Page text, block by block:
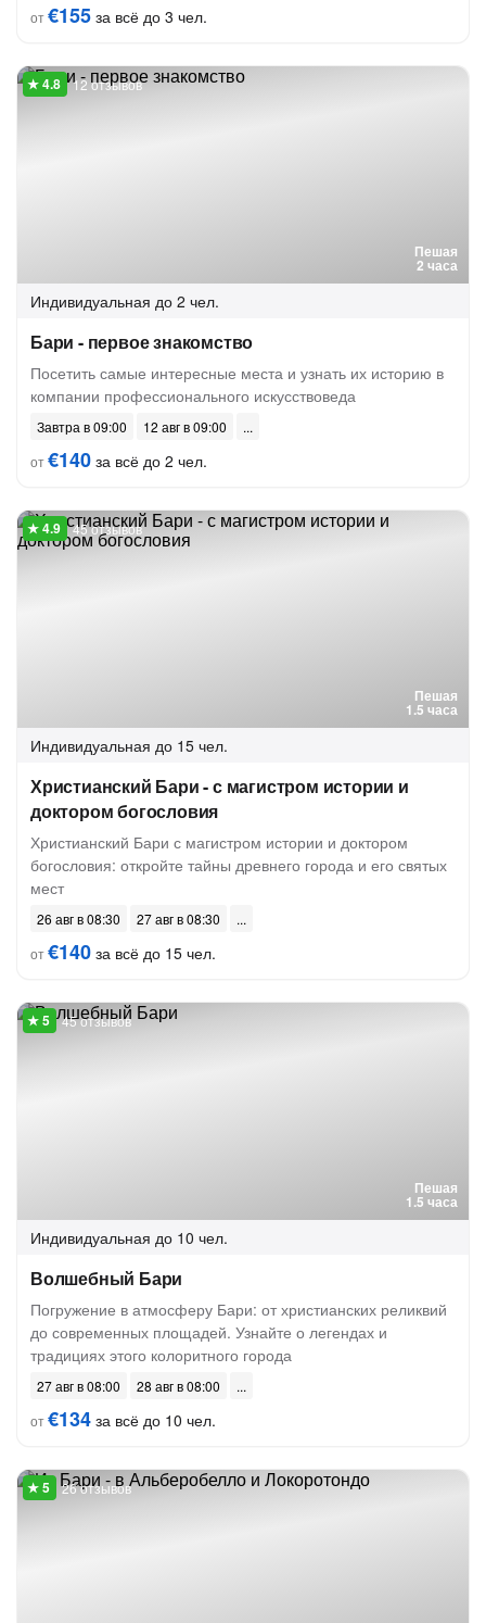
от€155 за всё до 3 чел.
Пешая
2 часа
12 отзывов
Индивидуальная до 2 чел.
Бари - первое знакомство
Посетить самые интересные места и узнать их историю в
компании профессионального искусствоведа
Завтра в 09:00
12 авг в 09:00
от€140 за всё до 2 чел.
Пешая
1.5 часа
45 отзывов
Индивидуальная до 15 чел.
Христианский Бари - с магистром истории и
доктором богословия
Христианский Бари с магистром истории и доктором
богословия: откройте тайны древнего города и его святых
мест
26 авг в 08:30
27 авг в 08:30
от€140 за всё до 15 чел.
Пешая
1.5 часа
45 отзывов
Индивидуальная до 10 чел.
Волшебный Бари
Погружение в атмосферу Бари: от христианских реликвий
до современных площадей. Узнайте о легендах и
традициях этого колоритного города
27 авг в 08:00
28 авг в 08:00
от€134 за всё до 10 чел.
26 отзывов